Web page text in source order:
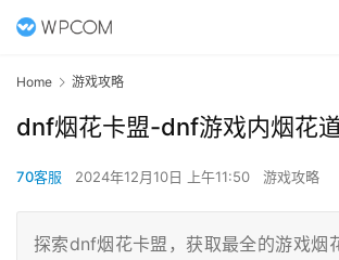
Home 游戏攻略
dnf烟花卡盟-dnf游戏内烟花
70客服 2024年12月10日 上午11:50 游戏攻略
探索dnf烟花卡盟，获取最全的游戏烟